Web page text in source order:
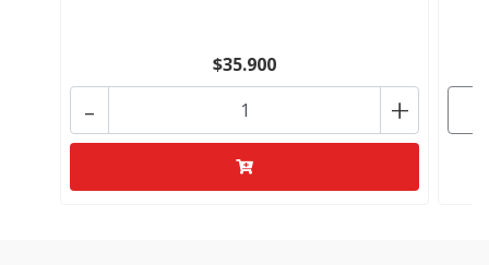
$35.900
+
-